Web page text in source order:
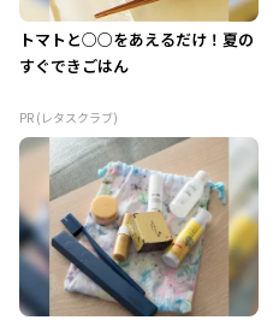
トマトと○○をあえるだけ！夏の
すぐできごはん
PR (レタスクラブ)